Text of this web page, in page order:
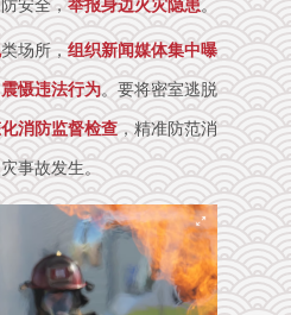
类场所，组织新闻媒体集中曝
慑违法行为。要将密室逃脱
消防监督检查，精准防范消
事故发生。